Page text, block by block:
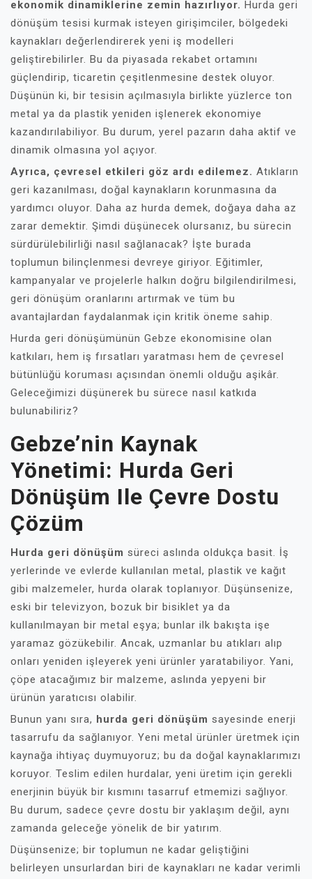
ekonomik dinamiklerine zemin hazırlıyor. Hurda geri
dönüşüm tesisi kurmak isteyen girişimciler, bölgedeki
kaynakları değerlendirerek yeni iş modelleri
geliştirebilirler. Bu da piyasada rekabet ortamını
güçlendirip, ticaretin çeşitlenmesine destek oluyor.
Düşünün ki, bir tesisin açılmasıyla birlikte yüzlerce ton
metal ya da plastik yeniden işlenerek ekonomiye
kazandırılabiliyor. Bu durum, yerel pazarın daha aktif ve
dinamik olmasına yol açıyor.
Ayrıca, çevresel etkileri göz ardı edilemez. Atıkların
geri kazanılması, doğal kaynakların korunmasına da
yardımcı oluyor. Daha az hurda demek, doğaya daha az
zarar demektir. Şimdi düşünecek olursanız, bu sürecin
sürdürülebilirliği nasıl sağlanacak? İşte burada
toplumun bilinçlenmesi devreye giriyor. Eğitimler,
kampanyalar ve projelerle halkın doğru bilgilendirilmesi,
geri dönüşüm oranlarını artırmak ve tüm bu
avantajlardan faydalanmak için kritik öneme sahip.
Hurda geri dönüşümünün Gebze ekonomisine olan
katkıları, hem iş fırsatları yaratması hem de çevresel
bütünlüğü koruması açısından önemli olduğu aşikâr.
Geleceğimizi düşünerek bu sürece nasıl katkıda
bulunabiliriz?
Gebze’nin Kaynak
Yönetimi: Hurda Geri
Dönüşüm Ile Çevre Dostu
Çözüm
Hurda geri dönüşüm süreci aslında oldukça basit. İş
yerlerinde ve evlerde kullanılan metal, plastik ve kağıt
gibi malzemeler, hurda olarak toplanıyor. Düşünsenize,
eski bir televizyon, bozuk bir bisiklet ya da
kullanılmayan bir metal eşya; bunlar ilk bakışta işe
yaramaz gözükebilir. Ancak, uzmanlar bu atıkları alıp
onları yeniden işleyerek yeni ürünler yaratabiliyor. Yani,
çöpe atacağımız bir malzeme, aslında yepyeni bir
ürünün yaratıcısı olabilir.
Bunun yanı sıra, hurda geri dönüşüm sayesinde enerji
tasarrufu da sağlanıyor. Yeni metal ürünler üretmek için
kaynağa ihtiyaç duymuyoruz; bu da doğal kaynaklarımızı
koruyor. Teslim edilen hurdalar, yeni üretim için gerekli
enerjinin büyük bir kısmını tasarruf etmemizi sağlıyor.
Bu durum, sadece çevre dostu bir yaklaşım değil, aynı
zamanda geleceğe yönelik de bir yatırım.
Düşünsenize; bir toplumun ne kadar geliştiğini
belirleyen unsurlardan biri de kaynakları ne kadar verimli